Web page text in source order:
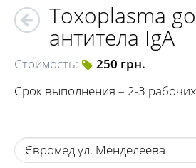
Toxoplasma
антитела IgA
Стоимость:
250 грн.
Срок выполнения – 2-3
Євромед ул. Менделеева